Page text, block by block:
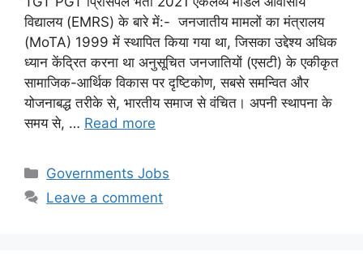
विद्यालय (EMRS) के बारे में:- जनजातीय मामलों का मंत्रालय
(MoTA) 1999 में स्थापित किया गया था, जिसका उद्देश्य अधिक
ध्यान केंद्रित करना था अनुसूचित जनजातियों (एसटी) के एकीकृत
सामाजिक-आर्थिक विकास पर दृष्टिकोण, सबसे समन्वित और
योजनाबद्ध तरीके से, भारतीय समाज से वंचित। अपनी स्थापना के
समय से, … Read more
Categories
Governments Jobs
Leave a comment